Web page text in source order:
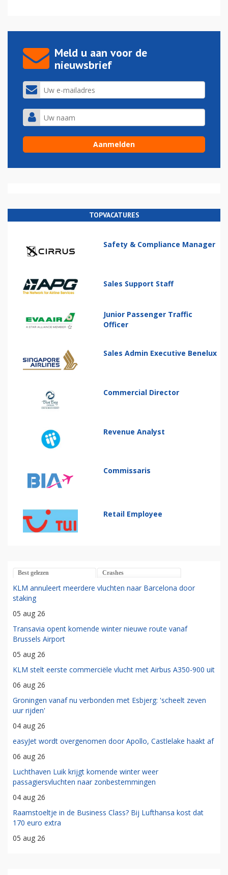
Meld u aan voor de
nieuwsbrief
TOPVACATURES
Safety & Compliance Manager
Sales Support Staff
Junior Passenger Traffic
Officer
Sales Admin Executive Benelux
Commercial Director
Revenue Analyst
Commissaris
Retail Employee
Best gelezen Crashes
KLM annuleert meerdere vluchten naar Barcelona door
staking
05 aug 26
Transavia opent komende winter nieuwe route vanaf
Brussels Airport
05 aug 26
KLM stelt eerste commerciële vlucht met Airbus A350-900 uit
06 aug 26
Groningen vanaf nu verbonden met Esbjerg: 'scheelt zeven
uur rijden'
04 aug 26
easyJet wordt overgenomen door Apollo, Castlelake haakt af
06 aug 26
Luchthaven Luik krijgt komende winter weer
passagiersvluchten naar zonbestemmingen
04 aug 26
Raamstoeltje in de Business Class? Bij Lufthansa kost dat
170 euro extra
05 aug 26